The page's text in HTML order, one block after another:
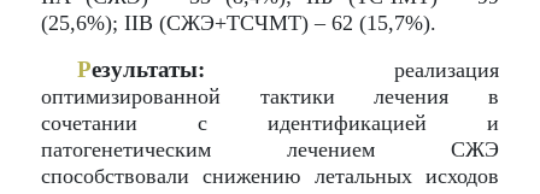
(25,6%); IIВ (СЖЭ+ТСЧМТ) – 62 (15,7%).
Результаты: реализация
оптимизированной тактики лечения в
сочетании с идентификацией и
патогенетическим лечением СЖЭ
способствовали снижению летальных исходов